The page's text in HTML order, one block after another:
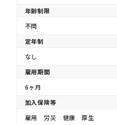
年齢制限
不問
定年制
なし
雇用期間
6ヶ月
加入保険等
雇用 労災 健康 厚生